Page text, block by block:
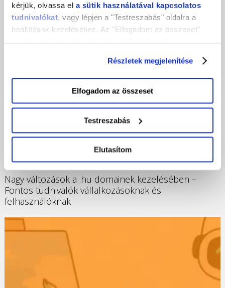
kérjük, olvassa el a sütik használatával kapcsolatos
tudnivalókat , vagy lépjen a "Testreszabás" oldalra a
beállítások kezeléséhez. Az "Elfogadom az összeset"
nyomva csak a szükséges sütik tárolását fogadja el.
Részletek megjelenítése
Elfogadom az összeset
Testreszabás
Elutasítom
2025-03-06
Nagy változások a .hu domainek kezelésében –
Fontos tudnivalók vállalkozásoknak és
felhasználóknak